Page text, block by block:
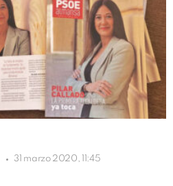
31 marzo 2020, 11:45